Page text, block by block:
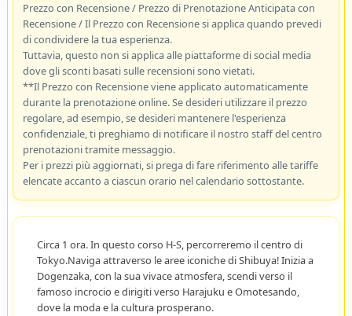
Prezzo con Recensione / Prezzo di Prenotazione Anticipata con
Recensione / Il Prezzo con Recensione si applica quando prevedi
di condividere la tua esperienza.
Tuttavia, questo non si applica alle piattaforme di social media
dove gli sconti basati sulle recensioni sono vietati.
**Il Prezzo con Recensione viene applicato automaticamente
durante la prenotazione online. Se desideri utilizzare il prezzo
regolare, ad esempio, se desideri mantenere l'esperienza
confidenziale, ti preghiamo di notificare il nostro staff del centro
prenotazioni tramite messaggio.
Per i prezzi più aggiornati, si prega di fare riferimento alle tariffe
elencate accanto a ciascun orario nel calendario sottostante.
Circa 1 ora. In questo corso H-S, percorreremo il centro di
Tokyo.Naviga attraverso le aree iconiche di Shibuya! Inizia a
Dogenzaka, con la sua vivace atmosfera, scendi verso il
famoso incrocio e dirigiti verso Harajuku e Omotesando,
dove la moda e la cultura prosperano.